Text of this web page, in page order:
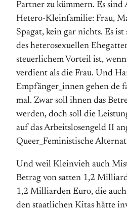
Partner zu kümmern. Es sind
Hetero-Kleinfamilie: Frau,
Spagat, kein gar nichts. Es ist
des heterosexuellen
steuerlichem Vorteil ist,
verdient als die Frau. Und
Empfänger_innen gehen de
mal. Zwar soll ihnen das
werden, doch soll die
auf das Arbeitslosengeld II
Queer_Feministische
Und weil Kleinvieh auch
Betrag von satten 1,2
1,2 Milliarden Euro, die
den staatlichen Kitas hätte